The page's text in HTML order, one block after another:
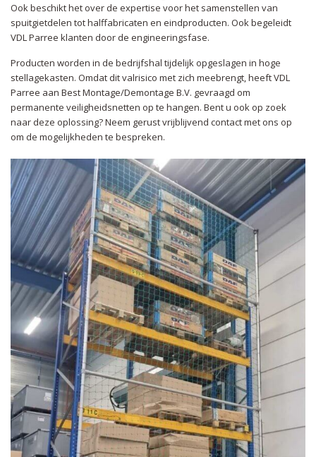
Ook beschikt het over de expertise voor het samenstellen van
spuitgietdelen tot halffabricaten en eindproducten. Ook begeleidt
VDL Parree klanten door de engineeringsfase.
Producten worden in de bedrijfshal tijdelijk opgeslagen in hoge
stellagekasten. Omdat dit valrisico met zich meebrengt, heeft VDL
Parree aan Best Montage/Demontage B.V. gevraagd om
permanente veiligheidsnetten op te hangen. Bent u ook op zoek
naar deze oplossing? Neem gerust vrijblijvend contact met ons op
om de mogelijkheden te bespreken.